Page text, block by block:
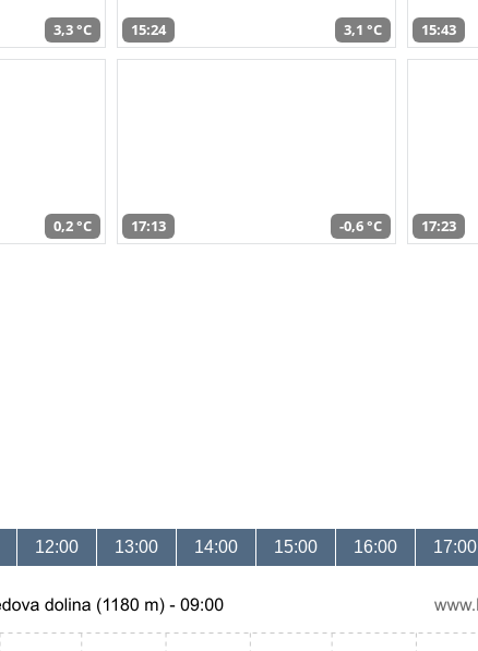
3,3 °C 15:24 3,1 °C 15:43
0,2 °C 17:13 -0,6 °C 17:23
12:00 13:00 14:00 15:00 16:00 17:00